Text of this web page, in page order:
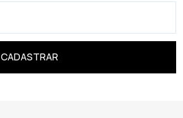
CADASTRAR